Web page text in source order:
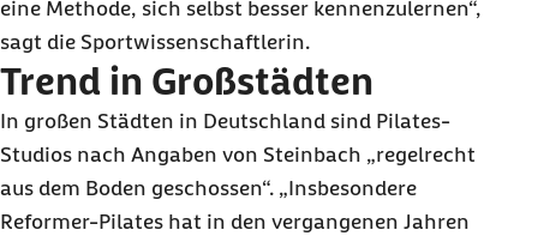
eine Methode, sich selbst besser kennenzulernen“,
sagt die Sportwissenschaftlerin.
Trend in Großstädten
In großen Städten in Deutschland sind Pilates-
Studios nach Angaben von Steinbach „regelrecht
aus dem Boden geschossen“. „Insbesondere
Reformer-Pilates hat in den vergangenen Jahren